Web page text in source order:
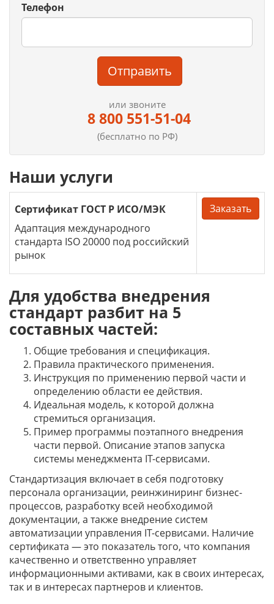
Телефон
Отправить
или звоните
8 800 551-51-04
(бесплатно по РФ)
Наши услуги
Сертификат ГОСТ Р ИСО/МЭК
Адаптация международного
стандарта ISO 20000 под российский
рынок
Заказать
Для удобства внедрения
стандарт разбит на 5
составных частей:
Общие требования и спецификация.
Правила практического применения.
Инструкция по применению первой части и
определению области ее действия.
Идеальная модель, к которой должна
стремиться организация.
Пример программы поэтапного внедрения
части первой. Описание этапов запуска
системы менеджмента IT-сервисами.
Стандартизация включает в себя подготовку
персонала организации, реинжиниринг бизнес-
процессов, разработку всей необходимой
документации, а также внедрение систем
автоматизации управления IT-сервисами. Наличие
сертификата — это показатель того, что компания
качественно и ответственно управляет
информационными активами, как в своих интересах,
так и в интересах партнеров и клиентов.